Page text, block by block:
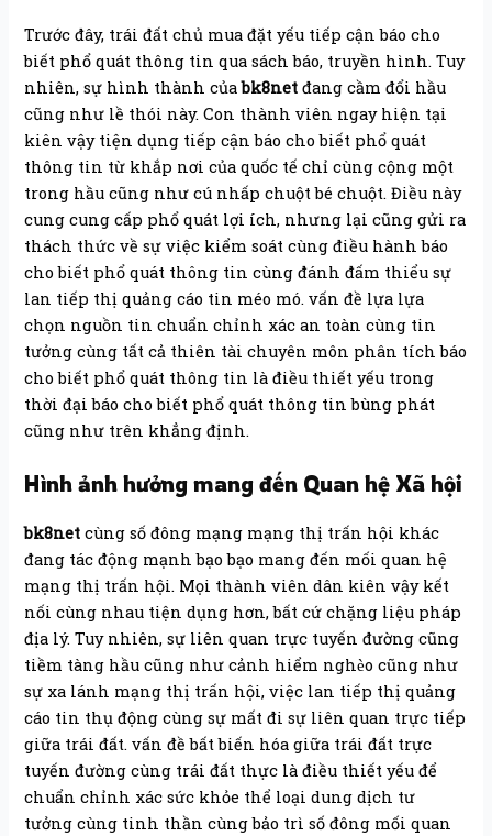
Trước đây, trái đất chủ mua đặt yếu tiếp cận báo cho
biết phổ quát thông tin qua sách báo, truyền hình. Tuy
nhiên, sự hình thành củabk8net đang cầm đổi hầu
cũng như lề thói này. Con thành viên ngay hiện tại
kiên vậy tiện dụng tiếp cận báo cho biết phổ quát
thông tin từ khắp nơi của quốc tế chỉ cùng cộng một
trong hầu cũng như cú nhấp chuột bé chuột. Điều này
cung cung cấp phổ quát lợi ích, nhưng lại cũng gửi ra
thách thức về sự việc kiểm soát cùng điều hành báo
cho biết phổ quát thông tin cùng đánh đấm thiểu sự
lan tiếp thị quảng cáo tin méo mó. vấn đề lựa lựa
chọn nguồn tin chuẩn chỉnh xác an toàn cùng tin
tưởng cùng tất cả thiên tài chuyên môn phân tích báo
cho biết phổ quát thông tin là điều thiết yếu trong
thời đại báo cho biết phổ quát thông tin bùng phát
cũng như trên khẳng định.
Hình ảnh hưởng mang đến Quan hệ Xã hội
bk8net cùng số đông mạng mạng thị trấn hội khác
đang tác động mạnh bạo bạo mang đến mối quan hệ
mạng thị trấn hội. Mọi thành viên dân kiên vậy kết
nối cùng nhau tiện dụng hơn, bất cứ chặng liệu pháp
địa lý. Tuy nhiên, sự liên quan trực tuyến đường cũng
tiềm tàng hầu cũng như cảnh hiểm nghèo cũng như
sự xa lánh mạng thị trấn hội, việc lan tiếp thị quảng
cáo tin thụ động cùng sự mất đi sự liên quan trực tiếp
giữa trái đất. vấn đề bất biến hóa giữa trái đất trực
tuyến đường cùng trái đất thực là điều thiết yếu để
chuẩn chỉnh xác sức khỏe thể loại dung dịch tư
tưởng cùng tinh thần cùng bảo trì số đông mối quan